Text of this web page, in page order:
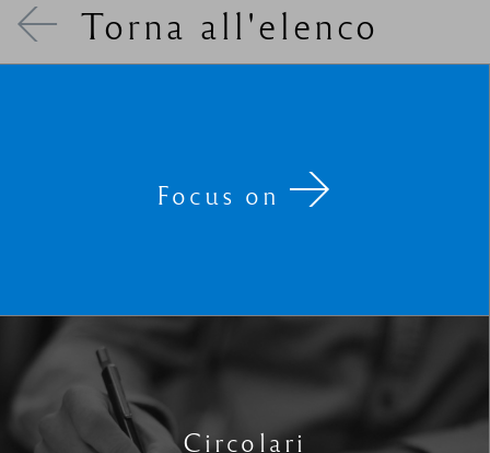
Torna all'elenco
Focus on
Circolari